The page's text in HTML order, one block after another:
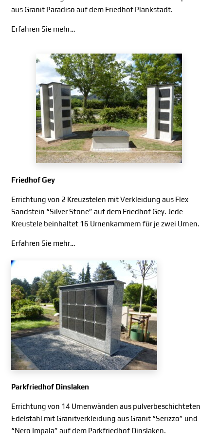
aus Granit Paradiso auf dem Friedhof Plankstadt.
Erfahren Sie mehr…
Friedhof Gey
Errichtung von 2 Kreuzstelen mit Verkleidung aus Flex
Sandstein “Silver Stone” auf dem Friedhof Gey. Jede
Kreustele beinhaltet 16 Urnenkammern für je zwei Urnen.
Erfahren Sie mehr…
Parkfriedhof Dinslaken
Errichtung von 14 Urnenwänden aus pulverbeschichteten
Edelstahl mit Granitverkleidung aus Granit “Serizzo” und
“Nero Impala” auf dem Parkfriedhof Dinslaken.